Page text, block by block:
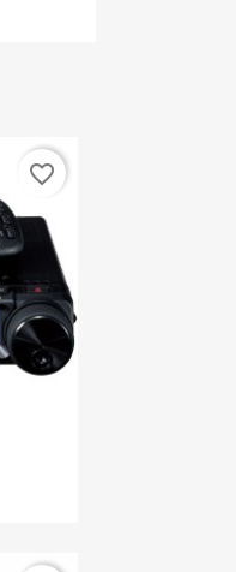
favorite_border